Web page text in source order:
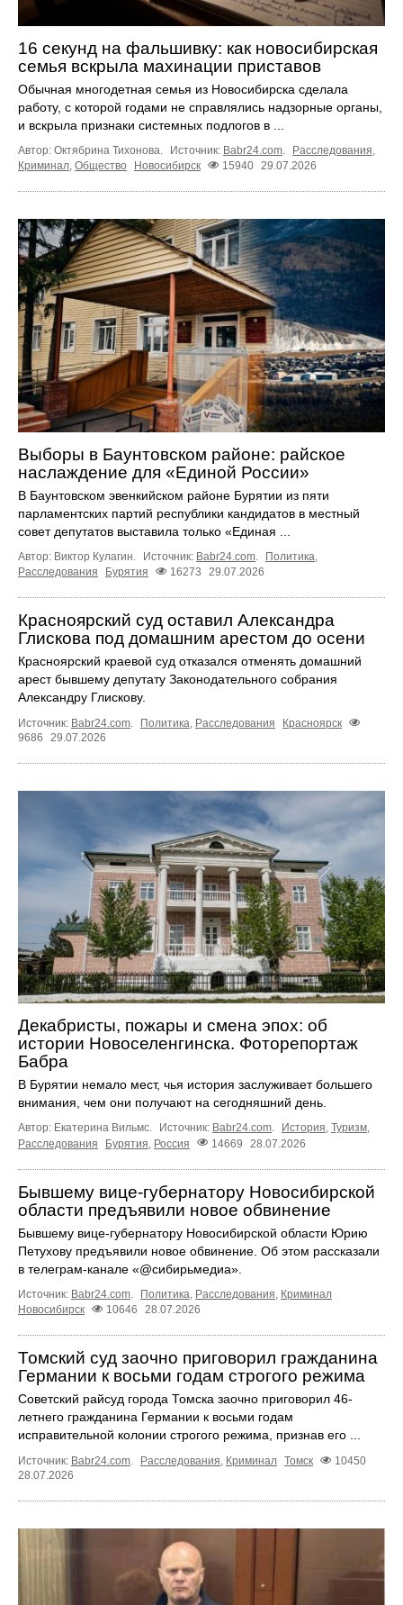
16 секунд на фальшивку: как новосибирская
семья вскрыла махинации приставов
Обычная многодетная семья из Новосибирска сделала
работу, с которой годами не справлялись надзорные органы,
и вскрыла признаки системных подлогов в ...
Автор: Октябрина Тихонова. Источник: Babr24.com. Расследования,
Криминал, Общество Новосибирск 15940 29.07.2026
Выборы в Баунтовском районе: райское
наслаждение для «Единой России»
В Баунтовском эвенкийском районе Бурятии из пяти
парламентских партий республики кандидатов в местный
совет депутатов выставила только «Единая ...
Автор: Виктор Кулагин. Источник: Babr24.com Политика
Расследования
Бурятия 16273 29.07.2026
Красноярский суд оставил Александра
Глискова под домашним арестом до осени
Красноярский краевой суд отказался отменять домашний
арест бывшему депутату Законодательного собрания
Александру Глискову.
Источник: Babr24.com Политика Расследования
Красноярск
9686
29.07.2026
Декабристы, пожары и смена эпох: об
истории Новоселенгинска. Фоторепортаж
Бабра
В Бурятии немало мест, чья история заслуживает большего
внимания, чем они получают на сегодняшний день.
Автор: Екатерина Вильмс. Источник: Babr24.com. История, Туризм,
Расследования
Бурятия Россия 14669 28.07.2026
Бывшему вице-губернатору Новосибирской
области предъявили новое обвинение
Бывшему вице-губернатору Новосибирской области Юрию
Петухову предъявили новое обвинение. Об этом рассказали
в телеграм-канале «@сибирьмедиа».
Источник: Babr24.com Политика Расследования Криминал
Новосибирск
10646 28.07.2026
Томский суд заочно приговорил гражданина
Германии к восьми годам строгого режима
Советский райсуд города Томска заочно приговорил 46-
летнего гражданина Германии к восьми годам
исправительной колонии строгого режима, признав его ...
Источник: Babr24.com Расследования Криминал Томск
10450
28.07.2026